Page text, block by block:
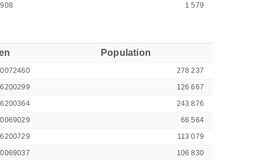
1 579
Population
278 237
126 667
243 876
66 564
113 079
106 830